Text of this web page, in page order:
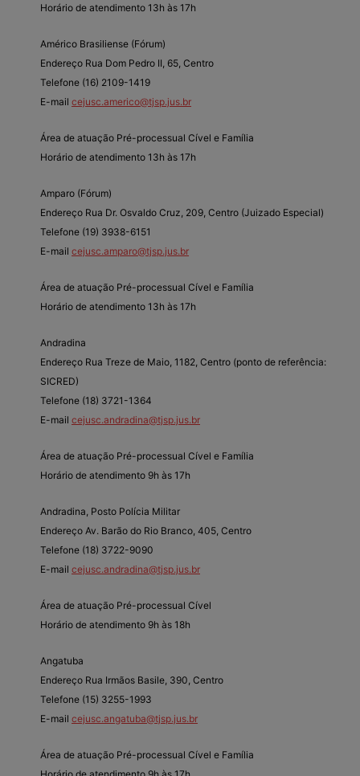
Horário de atendimento 13h às 17h
Américo Brasiliense (Fórum)
Endereço Rua Dom Pedro II, 65, Centro
Telefone (16) 2109-1419
E-mail cejusc.americo@tjsp.jus.br
Área de atuação Pré-processual Cível e Família
Horário de atendimento 13h às 17h
Amparo (Fórum)
Endereço Rua Dr. Osvaldo Cruz, 209, Centro (Juizado Especial)
Telefone (19) 3938-6151
E-mail cejusc.amparo@tjsp.jus.br
Área de atuação Pré-processual Cível e Família
Horário de atendimento 13h às 17h
Andradina
Endereço Rua Treze de Maio, 1182, Centro (ponto de referência:
SICRED)
Telefone (18) 3721-1364
E-mail cejusc.andradina@tjsp.jus.br
Área de atuação Pré-processual Cível e Família
Horário de atendimento 9h às 17h
Andradina, Posto Polícia Militar
Endereço Av. Barão do Rio Branco, 405, Centro
Telefone (18) 3722-9090
E-mail cejusc.andradina@tjsp.jus.br
Área de atuação Pré-processual Cível
Horário de atendimento 9h às 18h
Angatuba
Endereço Rua Irmãos Basile, 390, Centro
Telefone (15) 3255-1993
E-mail cejusc.angatuba@tjsp.jus.br
Área de atuação Pré-processual Cível e Família